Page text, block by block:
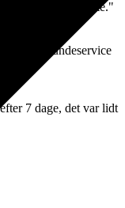
er virkelig flotte."
med kundeservice
7 dage, det var lidt